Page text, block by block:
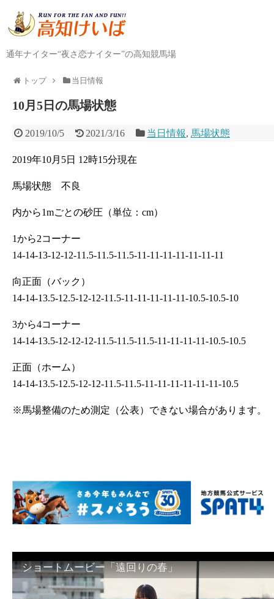
通年ナイター“夜さ恋ナイター”の高知競馬場
トップ 当日情報
10月5日の馬場状態
2019/10/5 2021/3/16 当日情報, 馬場状態
2019年10月5日 12時15分現在
馬場状態 不良
内から1mごとの砂圧（単位：cm）
1から2コーナー
14-14-13-12-12-11.5-11.5-11.5-11-11-11-11-11-11-11
向正面（バック）
14-14-13.5-12.5-12-12-11.5-11-11-11-11-11-10.5-10.5-10
3から4コーナー
14-14-13.5-12-12-12-11.5-11.5-11.5-11-11-11-11-10.5-10.5
正面（ホーム）
14-14-13.5-12.5-12-12-11.5-11.5-11-11-11-11-11-11-10.5
※馬場整備のため測定（公表）できない場合があります。
ショートムービー「遠回りの春」